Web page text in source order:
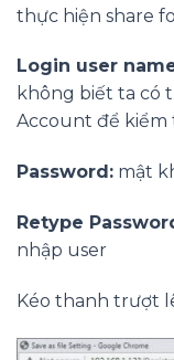
thực hiện share
Login user
không biết ta có
Account để kiểm
Password: mật
Retype
nhập user
Kéo thanh trượt